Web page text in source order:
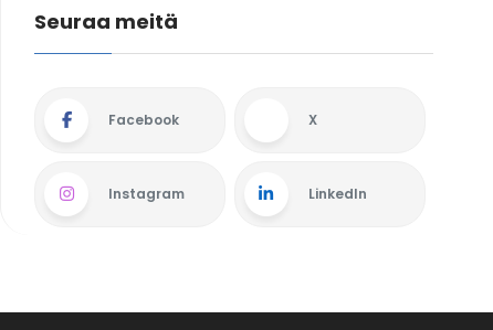
Seuraa meitä
Facebook X
Instagram LinkedIn